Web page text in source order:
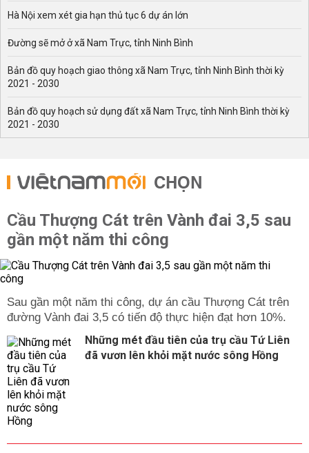
Hà Nội xem xét gia hạn thủ tục 6 dự án lớn
Đường sẽ mở ở xã Nam Trực, tỉnh Ninh Bình
Bản đồ quy hoạch giao thông xã Nam Trực, tỉnh Ninh Bình thời kỳ
2021 - 2030
Bản đồ quy hoạch sử dụng đất xã Nam Trực, tỉnh Ninh Bình thời kỳ
2021 - 2030
CHỌN
Cầu Thượng Cát trên Vành đai 3,5 sau
gần một năm thi công
Sau gần một năm thi công, dự án cầu Thượng Cát trên
đường Vành đai 3,5 có tiến độ thực hiện đạt hơn 10%.
Những mét đầu tiên của trụ cầu Tứ Liên
đã vươn lên khỏi mặt nước sông Hồng